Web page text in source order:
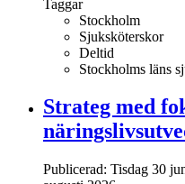
Taggar
Stockholm
Sjuksköterskor
Deltid
Stockholms läns
Strateg med
Publicerad: Tisdag 30